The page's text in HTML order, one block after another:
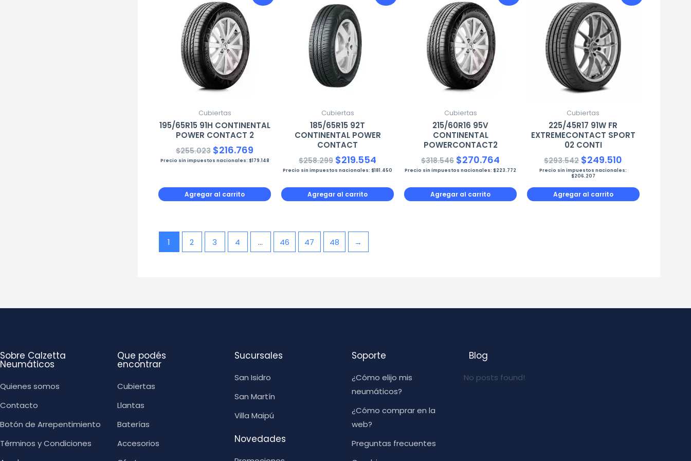
Cubiertas
195/65R15 91H CONTINENTAL
POWER CONTACT 2
$255.023
precio
original
era:
$255.023.
$216.769
precio
Precio sin impuestos nacionales: $179.148
Agregar al carrito
Cubiertas
185/65R15 92T
CONTINENTAL POWER
CONTACT
$258.299
precio
original
era:
$258.299.
$219.554
precio
Precio sin impuestos nacionales:$181.450
Agregar al carrito
Cubiertas
215/60R16 95V
CONTINENTAL
POWERCONTACT2
$318.546
precio
original
era:
$318.546.
$270.764
precio
Precio sin impuestos nacionales: $223.772
Agregar al carrito
Cubiertas
225/45R17 91W FR
EXTREMECONTACT SPORT
02 CONTI
$293.542
precio
original
era:
$293.542.
$249.510
precio
Precio sin impuestos nacionales:
$206.207
Agregar al carrito
1 2 3 4 … 46 47 48 →
Sobre Calzetta
Neumáticos
Quienes somos
Contacto
Botón de Arrepentimiento
Términos y Condiciones
Que podés
encontrar
Cubiertas
Llantas
Baterías
Accesorios
Sucursales
San Isidro
San Martín
Villa Maipú
Novedades
Soporte
¿Cómo elijo mis
neumáticos?
¿Cómo comprar en la
web?
Preguntas frecuentes
Blog
No posts found!